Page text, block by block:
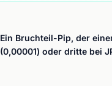
Ein Bruchteil-Pip, der
(0,00001) oder dritte bei